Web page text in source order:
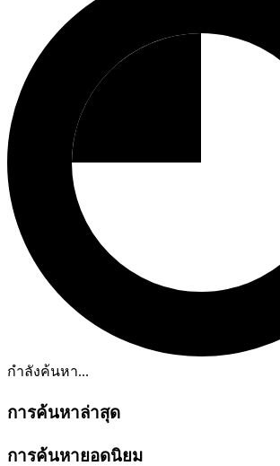
กำลังค้นหา...
การค้นหาล่าสุด
การค้นหายอดนิยม